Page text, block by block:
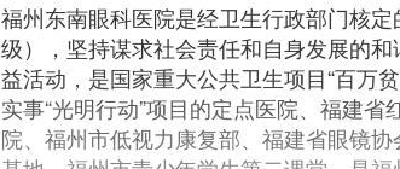
福州东南眼科医院是经卫生行政部门核
级），坚持谋求社会责任和自身发展的
益活动，是国家重大公共卫生项目“百万
实事“光明行动”项目的定点医院、福建
院、福州市低视力康复部、福建省眼镜